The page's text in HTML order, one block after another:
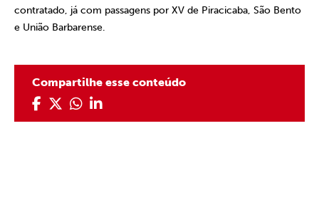
contratado, já com passagens por XV de Piracicaba, São Bento
e União Barbarense.
Compartilhe esse conteúdo